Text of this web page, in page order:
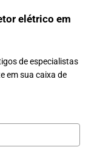
elétrico em
de especialistas
em sua caixa de